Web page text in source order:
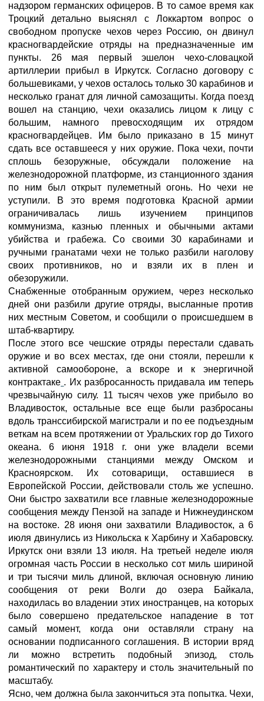
надзором германских офицеров. В то самое время как
Троцкий детально выяснял с Локкартом вопрос о
свободном пропуске чехов через Россию, он двинул
красногвардейские отряды на предназначенные им
пункты. 26 мая первый эшелон чехо-словацкой
артиллерии прибыл в Иркутск. Согласно договору с
большевиками, у чехов осталось только 30 карабинов и
несколько гранат для личной самозащиты. Когда поезд
вошел на станцию, чехи оказались лицом к лицу с
большим, намного превосходящим их отрядом
красногвардейцев. Им было приказано в 15 минут
сдать все оставшееся у них оружие. Пока чехи, почти
сплошь безоружные, обсуждали положение на
железнодорожной платформе, из станционного здания
по ним был открыт пулеметный огонь. Но чехи не
уступили. В это время подготовка Красной армии
ограничивалась лишь изучением принципов
коммунизма, казнью пленных и обычными актами
убийства и грабежа. Со своими 30 карабинами и
ручными гранатами чехи не только разбили наголову
своих противников, но и взяли их в плен и
обезоружили.
Снабженные отобранным оружием, через несколько
дней они разбили другие отряды, высланные против
них местным Советом, и сообщили о происшедшем в
штаб-квартиру.
После этого все чешские отряды перестали сдавать
оружие и во всех местах, где они стояли, перешли к
активной самообороне, а вскоре и к энергичной
контрактаке . Их разбросанность придавала им теперь
чрезвычайную силу. 11 тысяч чехов уже прибыло во
Владивосток, остальные все еще были разбросаны
вдоль транссибирской магистрали и по ее подъездным
веткам на всем протяжении от Уральских гор до Тихого
океана. 6 июня 1918 г. они уже владели всеми
железнодорожными станциями между Омском и
Красноярском. Их сотоварищи, оставшиеся в
Европейской России, действовали столь же успешно.
Они быстро захватили все главные железнодорожные
сообщения между Пензой на западе и Нижнеудинском
на востоке. 28 июня они захватили Владивосток, а 6
июля двинулись из Никольска к Харбину и Хабаровску.
Иркутск они взяли 13 июля. На третьей неделе июля
огромная часть России в несколько сот миль шириной
и три тысячи миль длиной, включая основную линию
сообщения от реки Волги до озера Байкала,
находилась во владении этих иностранцев, на которых
было совершено предательское нападение в тот
самый момент, когда они оставляли страну на
основании подписанного соглашения. В истории вряд
ли можно встретить подобный эпизод, столь
романтический по характеру и столь значительный по
масштабу.
Ясно, чем должна была закончиться эта попытка. Чехи,